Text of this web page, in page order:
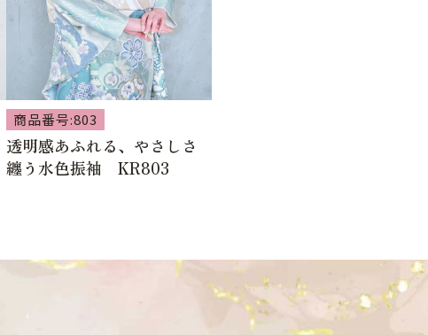
商品番号:803
透明感あふれる、やさしさ
纏う水色振袖 KR803